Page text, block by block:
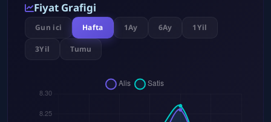
Fiyat Grafigi
Gun ici Hafta 1Ay 6Ay 1Yil
3Yil Tumu